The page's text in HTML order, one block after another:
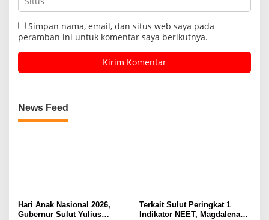
Simpan nama, email, dan situs web saya pada
peramban ini untuk komentar saya berikutnya.
News Feed
Hari Anak Nasional 2026,
Gubernur Sulut Yulius
Terkait Sulut Peringkat 1
Indikator NEET, Magdalena